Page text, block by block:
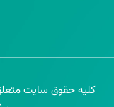
کلیه حقوق سایت